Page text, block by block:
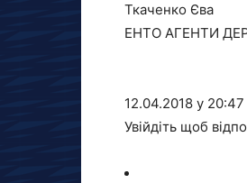
Ткаченко Єва
ЕНТО АГЕНТИ
12.04.2018 у 20:47
Увійдіть щоб